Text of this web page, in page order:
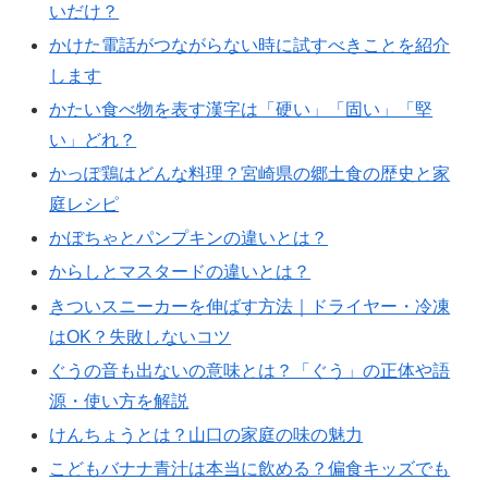
いだけ？
かけた電話がつながらない時に試すべきことを紹介
します
かたい食べ物を表す漢字は「硬い」「固い」「堅
い」どれ？
かっぽ鶏はどんな料理？宮崎県の郷土食の歴史と家
庭レシピ
かぼちゃとパンプキンの違いとは？
からしとマスタードの違いとは？
きついスニーカーを伸ばす方法｜ドライヤー・冷凍
はOK？失敗しないコツ
ぐうの音も出ないの意味とは？「ぐう」の正体や語
源・使い方を解説
けんちょうとは？山口の家庭の味の魅力
こどもバナナ青汁は本当に飲める？偏食キッズでも